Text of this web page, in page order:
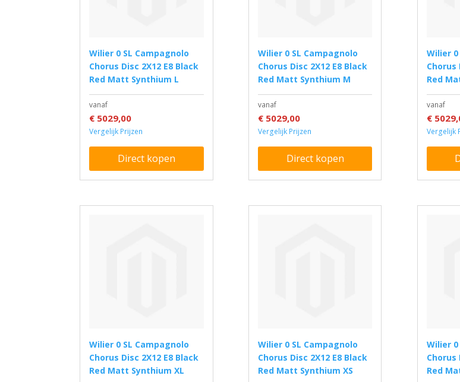
Wilier 0 SL Campagnolo
Chorus Disc 2X12 E8 Black
Red Matt Synthium L
vanaf
€ 5029,00
Vergelijk Prijzen
Direct kopen
Wilier 0 SL Campagnolo
Chorus Disc 2X12 E8 Black
Red Matt Synthium M
vanaf
€ 5029,00
Vergelijk Prijzen
Direct kopen
Wilier 0 SL Campagnolo
Chorus
Red
vanaf
€
Vergelijk
Wilier 0 SL Campagnolo
Chorus Disc 2X12 E8 Black
Red Matt Synthium XL
Wilier 0 SL Campagnolo
Chorus Disc 2X12 E8 Black
Red Matt Synthium XS
Wilier 0 SL Campagnolo
Chorus
Red